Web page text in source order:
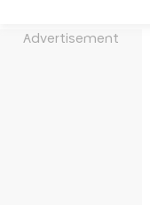
Advertisement